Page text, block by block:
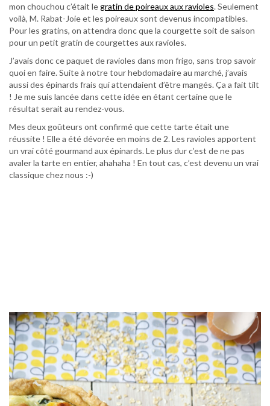
mon chouchou c’était legratin de poireaux aux ravioles. Seulement
voilà, M. Rabat-Joie et les poireaux sont devenus incompatibles.
Pour les gratins, on attendra donc que la courgette soit de saison
pour un petit gratin de courgettes aux ravioles.
J’avais donc ce paquet de ravioles dans mon frigo, sans trop savoir
quoi en faire. Suite à notre tour hebdomadaire au marché, j’avais
aussi des épinards frais qui attendaient d’être mangés. Ça a fait tilt
! Je me suis lancée dans cette idée en étant certaine que le
résultat serait au rendez-vous.
Mes deux goûteurs ont confirmé que cette tarte était une
réussite ! Elle a été dévorée en moins de 2. Les ravioles apportent
un vrai côté gourmand aux épinards. Le plus dur c’est de ne pas
avaler la tarte en entier, ahahaha ! En tout cas, c’est devenu un vrai
classique chez nous :-)